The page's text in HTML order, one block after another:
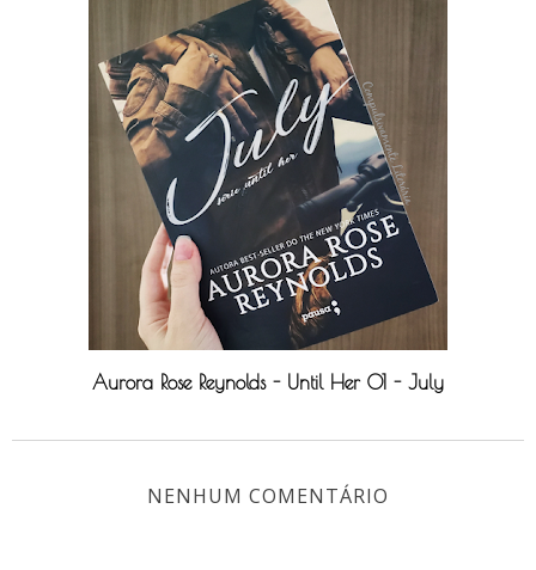
Aurora Rose Reynolds - Until Her 01 - July
NENHUM COMENTÁRIO